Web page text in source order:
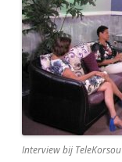
Interview bij TeleKorsou